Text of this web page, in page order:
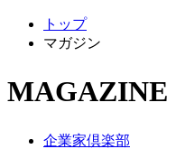
トップ
マガジン
MAGAZINE
企業家倶楽部